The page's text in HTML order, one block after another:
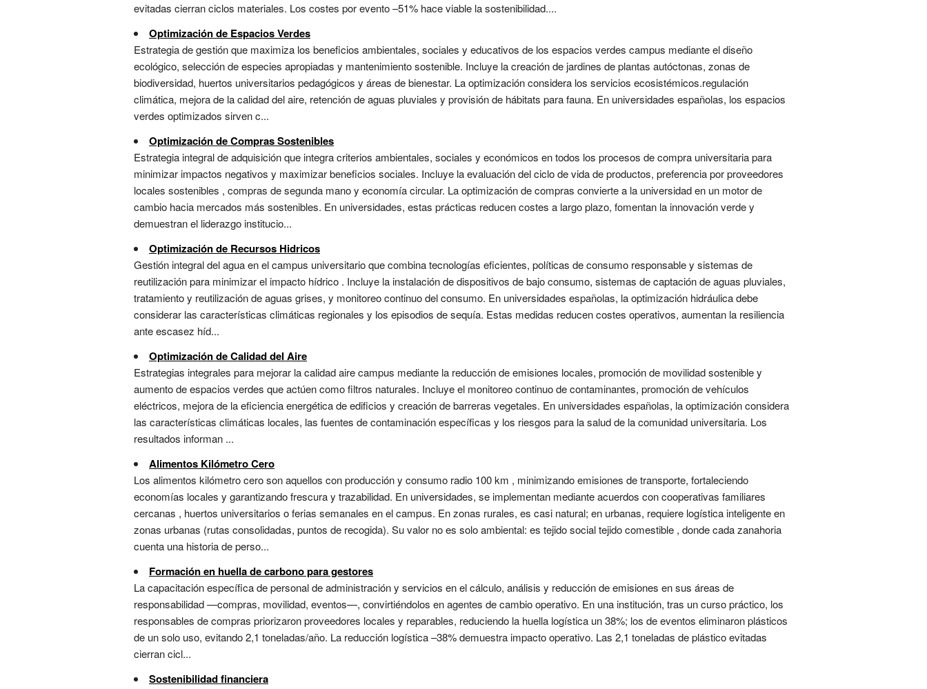
evitadas cierran ciclos materiales. Los costes por evento –51% hace viable la sostenibilidad....
Optimización de Espacios Verdes
Estrategia de gestión que maximiza los beneficios ambientales, sociales y educativos de los espacios verdes campus mediante el diseño
ecológico, selección de especies apropiadas y mantenimiento sostenible. Incluye la creación de jardines de plantas autóctonas, zonas de
biodiversidad, huertos universitarios pedagógicos y áreas de bienestar. La optimización considera los servicios ecosistémicos.regulación
climática, mejora de la calidad del aire, retención de aguas pluviales y provisión de hábitats para fauna. En universidades españolas, los espacios
verdes optimizados sirven c...
Optimización de Compras Sostenibles
Estrategia integral de adquisición que integra criterios ambientales, sociales y económicos en todos los procesos de compra universitaria para
minimizar impactos negativos y maximizar beneficios sociales. Incluye la evaluación del ciclo de vida de productos, preferencia por proveedores
locales sostenibles , compras de segunda mano y economía circular. La optimización de compras convierte a la universidad en un motor de
cambio hacia mercados más sostenibles. En universidades, estas prácticas reducen costes a largo plazo, fomentan la innovación verde y
demuestran el liderazgo institucio...
Optimización de Recursos Hidricos
Gestión integral del agua en el campus universitario que combina tecnologías eficientes, políticas de consumo responsable y sistemas de
reutilización para minimizar el impacto hídrico . Incluye la instalación de dispositivos de bajo consumo, sistemas de captación de aguas pluviales,
tratamiento y reutilización de aguas grises, y monitoreo continuo del consumo. En universidades españolas, la optimización hidráulica debe
considerar las características climáticas regionales y los episodios de sequía. Estas medidas reducen costes operativos, aumentan la resiliencia
ante escasez híd...
Optimización de Calidad del Aire
Estrategias integrales para mejorar la calidad aire campus mediante la reducción de emisiones locales, promoción de movilidad sostenible y
aumento de espacios verdes que actúen como filtros naturales. Incluye el monitoreo continuo de contaminantes, promoción de vehículos
eléctricos, mejora de la eficiencia energética de edificios y creación de barreras vegetales. En universidades españolas, la optimización considera
las características climáticas locales, las fuentes de contaminación específicas y los riesgos para la salud de la comunidad universitaria. Los
resultados informan ...
Alimentos Kilómetro Cero
Los alimentos kilómetro cero son aquellos con producción y consumo radio 100 km , minimizando emisiones de transporte, fortaleciendo
economías locales y garantizando frescura y trazabilidad. En universidades, se implementan mediante acuerdos con cooperativas familiares
cercanas , huertos universitarios o ferias semanales en el campus. En zonas rurales, es casi natural; en urbanas, requiere logística inteligente en
zonas urbanas (rutas consolidadas, puntos de recogida). Su valor no es solo ambiental: es tejido social tejido comestible , donde cada zanahoria
cuenta una historia de perso...
Formación en huella de carbono para gestores
La capacitación específica de personal de administración y servicios en el cálculo, análisis y reducción de emisiones en sus áreas de
responsabilidad —compras, movilidad, eventos—, convirtiéndolos en agentes de cambio operativo. En una institución, tras un curso práctico, los
responsables de compras priorizaron proveedores locales y reparables, reduciendo la huella logística un 38%; los de eventos eliminaron plásticos
de un solo uso, evitando 2,1 toneladas/año. La reducción logística –38% demuestra impacto operativo. Las 2,1 toneladas de plástico evitadas
cierran cicl...
Sostenibilidad financiera